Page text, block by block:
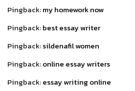
Pingback:my homework now
Pingback:best essay writer
Pingback:sildenafil women
Pingback:online essay writers
Pingback:essay writing online